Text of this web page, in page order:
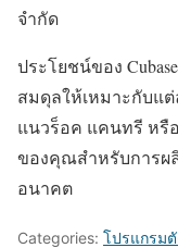
จำกัด
ประโยชน์ของ
สมดุลให้เหมาะกับแ
แนวร็อค แคนทรี หรือ
ของคุณสำหรับการผ
อนาคต
Categories: โปรแกรม